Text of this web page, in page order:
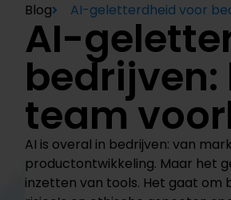
Blog AI-geletterdheid voor
AI-
bedrijven:
team
AI is overal in bedrijven: van
productontwikkeling. Maar het
inzetten van tools. Het gaat om